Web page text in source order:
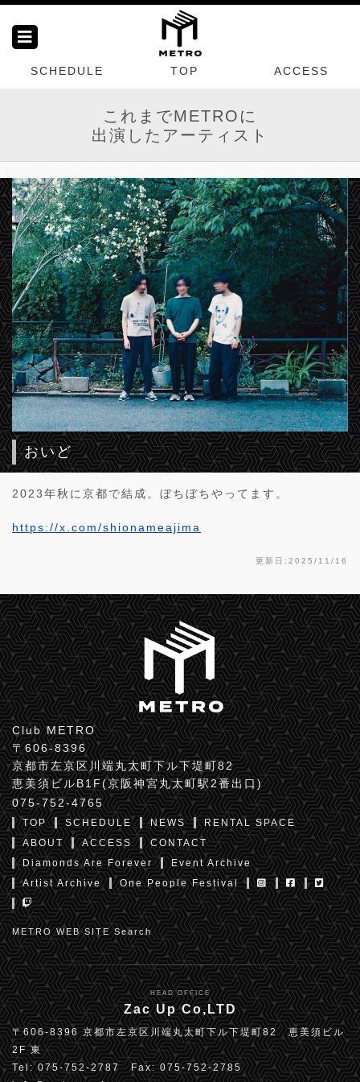
SCHEDULE TOP ACCESS
これまでMETROに
出演したアーティスト
おいど
2023年秋に京都で結成。ぼちぼちやってます。
https://x.com/shionameajima
更新日:2025/11/16
Club METRO
〒606-8396
京都市左京区川端丸太町下ル下堤町82
恵美須ビルB1F(京阪神宮丸太町駅2番出口)
075-752-4765
TOP SCHEDULE NEWS
RENTAL SPACE
ABOUT
ACCESS
CONTACT
Diamonds Are Forever
Event Archive
Artist Archive
One People Festival
METRO WEB SITE Search
HEAD OFFICE
Zac Up Co,LTD
〒606-8396 京都市左京区川端丸太町下ル下堤町82 恵美須ビル
2F 東
Tel: 075-752-2787 Fax: 075-752-2785